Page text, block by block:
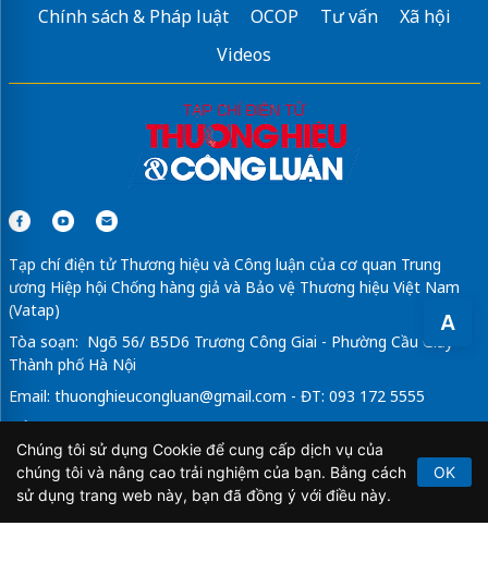
A
Chính sách & Pháp luật
OCOP Tư vấn
Xã hội
Videos
Tạp chí điện tử Thương hiệu và Công luận của cơ quan Trung
ương Hiệp hội Chống hàng giả và Bảo vệ Thương hiệu Việt Nam
(Vatap)
Tòa soạn: Ngõ 56/ B5D6 Trương Công Giai - Phường Cầu Giấy -
Thành phố Hà Nội
Email: thuonghieucongluan@gmail.com - ĐT: 093 172 5555
Tổng Biên Tập: Vũ Đức Thuận
Giấy phép hoạt động báo chí điện tử số 64/GP-BTTTT do Bộ
Thông tin và Truyền thông cấp ngày 21/2/2020.
Chúng tôi sử dụng Cookie để cung cấp dịch vụ của
chúng tôi và nâng cao trải nghiệm của bạn. Bằng cách
sử dụng trang web này, bạn đã đồng ý với điều này.
OK